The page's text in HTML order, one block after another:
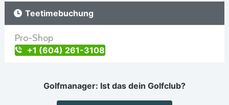
Teetimebuchung
Pro-Shop
+1 (604) 261-3108
Golfmanager: Ist das dein Golfclub?